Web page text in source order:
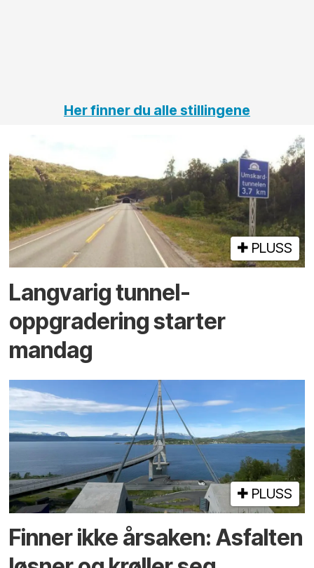
Her finner du alle stillingene
PLUSS
Langvarig tunnel­
oppgradering starter
mandag
PLUSS
Finner ikke årsaken: Asfalten